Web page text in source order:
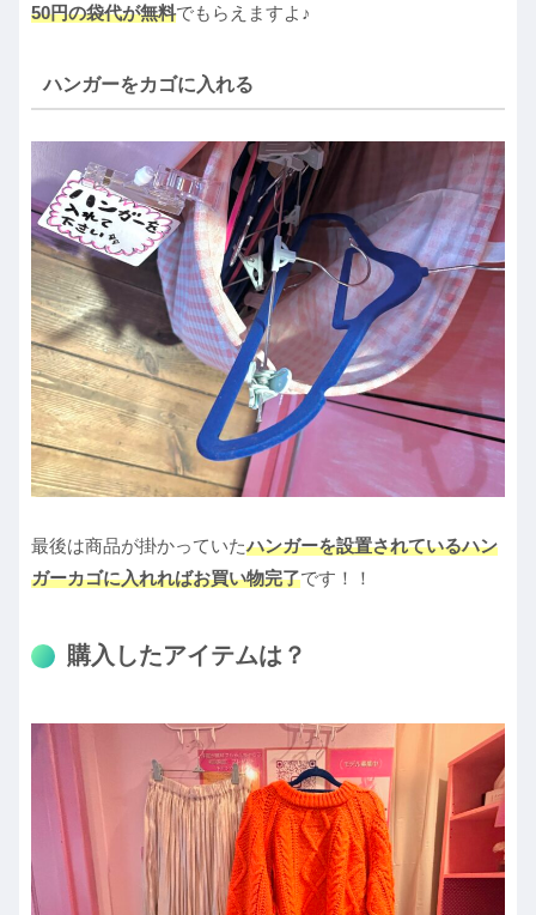
50円の袋代が無料でもらえますよ♪
ハンガーをカゴに入れる
最後は商品が掛かっていたハンガーを設置されているハン
ガーカゴに入れればお買い物完了です！！
購入したアイテムは？